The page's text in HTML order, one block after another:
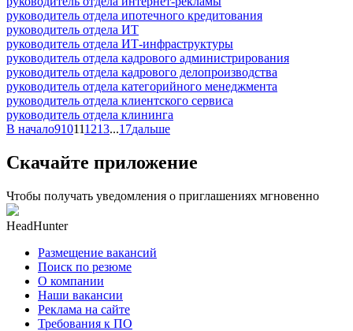
руководитель отдела ипотечного кредитования
руководитель отдела ИТ
руководитель отдела ИТ-инфраструктуры
руководитель отдела кадрового администрирования
руководитель отдела кадрового делопроизводства
руководитель отдела категорийного менеджмента
руководитель отдела клиентского сервиса
руководитель отдела клининга
В начало910111213...17дальше
Скачайте приложение
Чтобы получать уведомления о приглашениях мгновенно
HeadHunter
Размещение вакансий
Поиск по резюме
О компании
Наши вакансии
Реклама на сайте
Требования к ПО